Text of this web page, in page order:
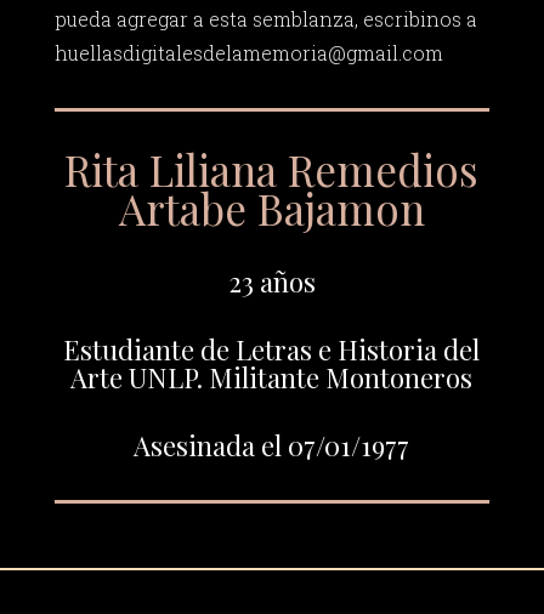
pueda agregar a esta semblanza, escribinos a
huellasdigitalesdelamemoria@gmail.com
Rita Liliana Remedios
Artabe Bajamon
23 años
Estudiante de Letras e Historia del
Arte UNLP. Militante Montoneros
Asesinada el 07/01/1977